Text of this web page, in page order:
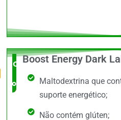
O Mais
completo
Boost Energy Dark
Maltodextrina que
suporte energético;
Não contém glúten;